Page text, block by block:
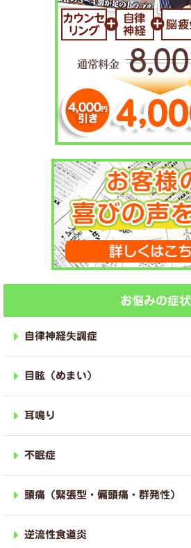
お悩みの症状
自律神経失調症
目眩（めまい）
耳鳴り
不眠症
頭痛（緊張型・偏頭痛・群発性）
逆流性食道炎